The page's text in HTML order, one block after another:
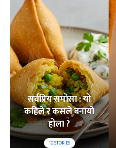
सर्वप्रिय समोसा : यो
कहिले र कसले बनायो
होला ?
10STORIES